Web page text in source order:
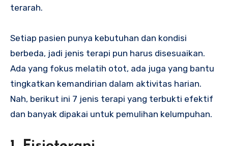
terarah.
Setiap pasien punya kebutuhan dan kondisi
berbeda, jadi jenis terapi pun harus disesuaikan.
Ada yang fokus melatih otot, ada juga yang bantu
tingkatkan kemandirian dalam aktivitas harian.
Nah, berikut ini 7 jenis terapi yang terbukti efektif
dan banyak dipakai untuk pemulihan kelumpuhan.